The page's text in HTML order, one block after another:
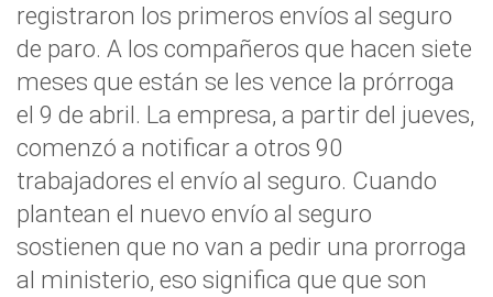
registraron los primeros envíos al seguro
de paro. A los compañeros que hacen siete
meses que están se les vence la prórroga
el 9 de abril. La empresa, a partir del jueves,
comenzó a notificar a otros 90
trabajadores el envío al seguro. Cuando
plantean el nuevo envío al seguro
sostienen que no van a pedir una prorroga
al ministerio, eso significa que que son